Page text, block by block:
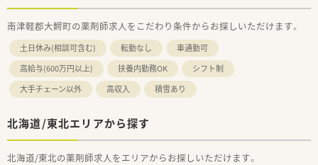
南津軽郡大鰐町の薬剤師求人をこだわり条件からお探しいただけます。
土日休み(相談可含む) 転勤なし
車通勤可
高給与(600万円以上)
扶養内勤務OK
シフト制
大手チェーン以外
高収入 積雪あり
北海道/東北エリアから探す
北海道/東北の薬剤師求人をエリアからお探しいただけます。